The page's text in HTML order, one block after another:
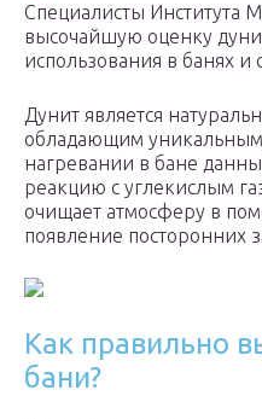
Специалисты Института
высочайшую оценку
использования в банях и
Дунит является
обладающим уникальным
нагревании в бане
реакцию с углекислым
очищает атмосферу в
появление посторонних
Как правильно
бани?